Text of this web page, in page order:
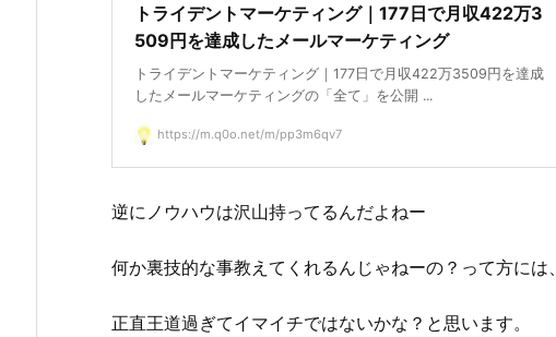
トライデントマーケティング｜177日で月収422万3
509円を達成したメールマーケティング
トライデントマーケティング｜177日で月収422万3509円を達成
したメールマーケティングの「全て」を公開 ...
https://m.q0o.net/m/pp3m6qv7
逆にノウハウは沢山持ってるんだよねー
何か裏技的な事教えてくれるんじゃねーの？って方には、
正直王道過ぎてイマイチではないかな？と思います。